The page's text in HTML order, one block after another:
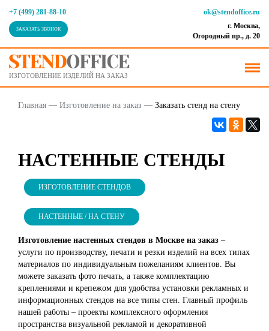
+7 (499) 281-88-10
ЗАКАЗАТЬ ЗВОНОК
ok@stendoffice.ru
г. Москва,
Огородный пр., д. 20
ИЗГОТОВЛЕНИЕ ИЗДЕЛИЙ НА ЗАКАЗ
Главная — Изготовление на заказ — Заказать стенд на стену
НАСТЕННЫЕ СТЕНДЫ
ИЗГОТОВЛЕНИЕ СТЕНДОВ
НАСТЕННЫЕ / НА СТЕНУ
Изготовление настенных стендов в Москве на заказ –
услуги по производству, печати и резки изделий на всех типах
материалов по индивидуальным пожеланиям клиентов. Вы
можете заказать фото печать, а также комплектацию
креплениями и крепежом для удобства установки рекламных и
информационных стендов на все типы стен. Главный профиль
нашей работы – проекты комплексного оформления
пространства визуальной рекламой и декоративной